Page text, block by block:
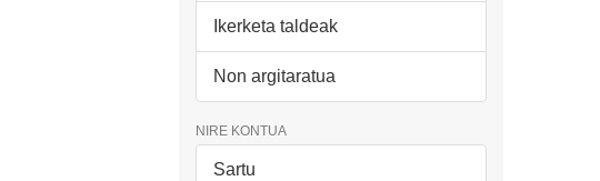
Ikerketa taldeak
Non argitaratua
NIRE KONTUA
Sartu